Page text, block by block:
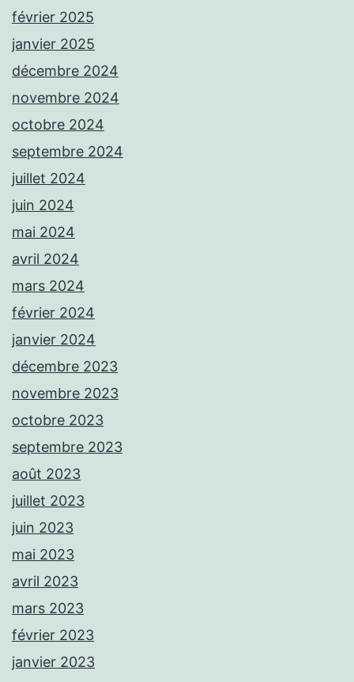
février 2025
janvier 2025
décembre 2024
novembre 2024
octobre 2024
septembre 2024
juillet 2024
juin 2024
mai 2024
avril 2024
mars 2024
février 2024
janvier 2024
décembre 2023
novembre 2023
octobre 2023
septembre 2023
août 2023
juillet 2023
juin 2023
mai 2023
avril 2023
mars 2023
février 2023
janvier 2023